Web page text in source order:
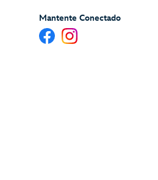
Mantente Conectado